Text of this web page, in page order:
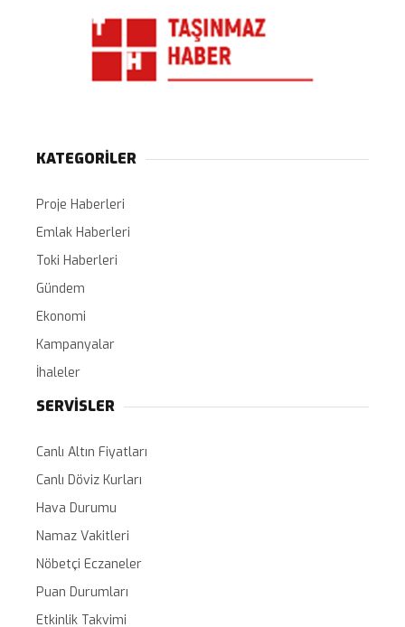
KATEGORİLER
Proje Haberleri
Emlak Haberleri
Toki Haberleri
Gündem
Ekonomi
Kampanyalar
İhaleler
SERVİSLER
Canlı Altın Fiyatları
Canlı Döviz Kurları
Hava Durumu
Namaz Vakitleri
Nöbetçi Eczaneler
Puan Durumları
Etkinlik Takvimi